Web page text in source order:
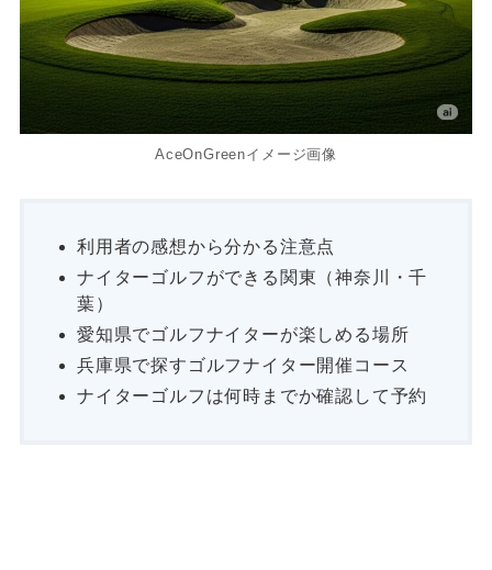
AceOnGreenイメージ画像
利用者の感想から分かる注意点
ナイターゴルフができる関東（神奈川・千
葉）
愛知県でゴルフナイターが楽しめる場所
兵庫県で探すゴルフナイター開催コース
ナイターゴルフは何時までか確認して予約